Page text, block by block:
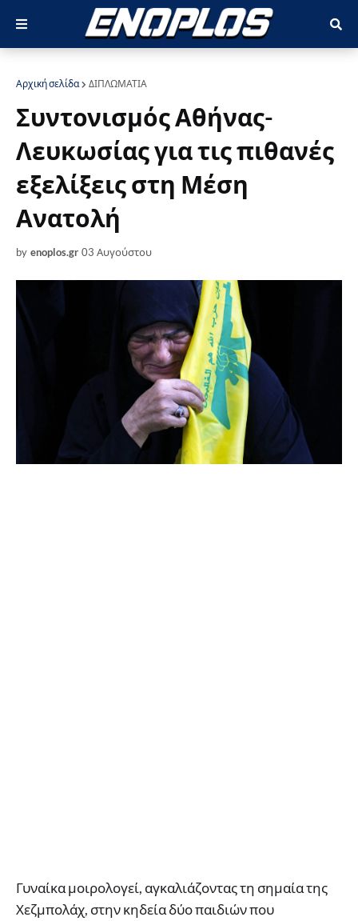
Αρχική σελίδα ΔΙΠΛΩΜΑΤΙΑ
Συντονισμός Αθήνας-
Λευκωσίας για τις πιθανές
εξελίξεις στη Μέση
Ανατολή
by enoplos.gr 03 Αυγούστου
Γυναίκα μοιρολογεί, αγκαλιάζοντας τη σημαία της
Χεζμπολάχ, στην κηδεία δύο παιδιών που